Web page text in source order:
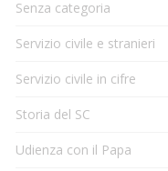
Senza categoria
Servizio civile e stranieri
Servizio civile in cifre
Storia del SC
Udienza con il Papa